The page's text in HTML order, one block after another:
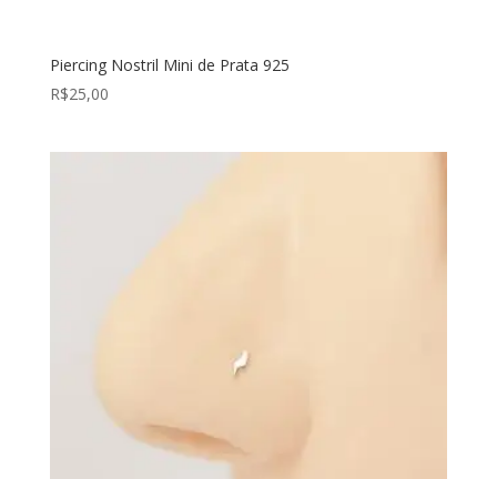
Piercing Nostril Mini de Prata 925
R$25,00